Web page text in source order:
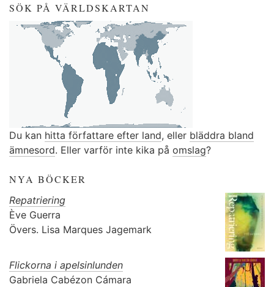
SÖK PÅ VÄRLDSKARTAN
Du kan hitta författare efter land, eller bläddra bland
ämnesord. Eller varför inte kika på omslag?
NYA BÖCKER
Repatriering
Ève Guerra
Övers. Lisa Marques Jagemark
Flickorna i apelsinlunden
Gabriela Cabézon Cámara